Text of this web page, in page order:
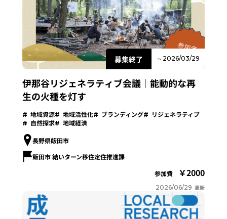
募集終了 ～2026/03/29
伊那谷リジェネラティブ会議｜能動的な再
生の火種を灯す
地域資源 地域活性化 ブランディング
リジェネラティブ
自然探求
地域経済
長野県飯田市
飯田市 結いターン移住定住推進課
参加費
2000
2026/06/29 更新